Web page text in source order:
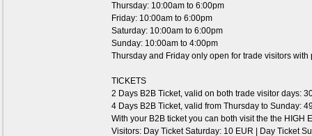
Thursday: 10:00am to 6:00pm
Friday: 10:00am to 6:00pm
Saturday: 10:00am to 6:00pm
Sunday: 10:00am to 4:00pm
Thursday and Friday only open for trade visitors with
TICKETS
2 Days B2B Ticket, valid on both trade visitor days:
4 Days B2B Ticket, valid from Thursday to Sunday:
With your B2B ticket you can both visit the the HIGH
Visitors: Day Ticket Saturday: 10 EUR | Day Ticket